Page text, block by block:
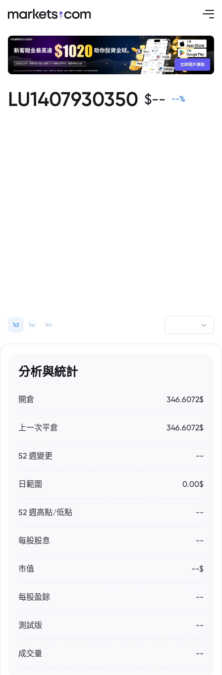
LU1407930350 $-- --%
1d 1w 1m
分析與統計
開倉 346.6072$
上一次平倉 346.6072$
52 週變更 --
日範圍 0.00$
52 週高點/低點 --
每股股息 --
市值 --$
每股盈餘 --
測試版 --
成交量 --